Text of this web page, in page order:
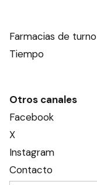
Farmacias de turno
Tiempo
Otros canales
Facebook
X
Instagram
Contacto